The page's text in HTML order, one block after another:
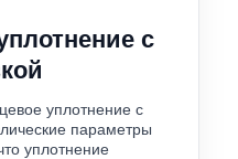
с
уплотнение с
параметры
уплотнение